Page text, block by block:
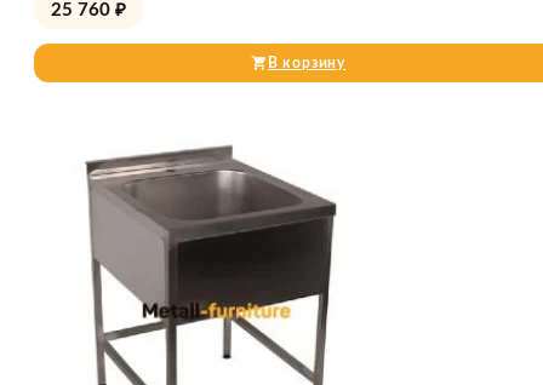
25 760 ₽
В корзину